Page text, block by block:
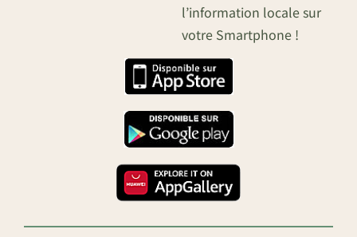
l’information locale sur
votre Smartphone !